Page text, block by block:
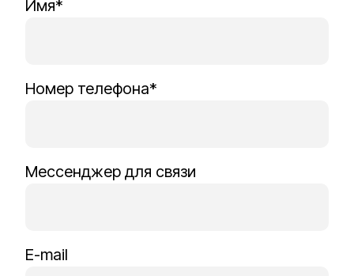
Имя*
Номер телефона*
Мессенджер для связи
E-mail